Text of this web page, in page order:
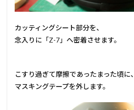
カッティングシート部分を、
念入りに「Z-7」へ密着させます。
こすり過ぎて摩擦であったまった頃に、
マスキングテープを外します。